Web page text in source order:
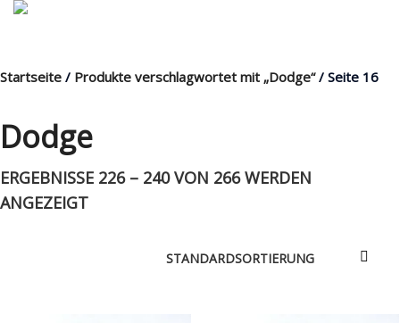
MENÜ
Products
search
Mein Fuhrpark
Startseite / Produkte verschlagwortet mit „Dodge“/ Seite 16
Dodge
ERGEBNISSE 226 – 240 VON 266 WERDEN
ANGEZEIGT